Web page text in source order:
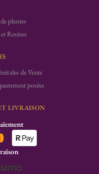
plantes
Resines
de Vente
posées
LIVRAISON